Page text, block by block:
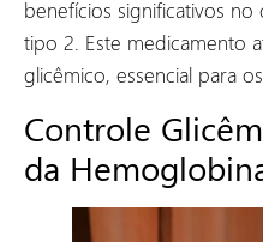
benefícios significativos
tipo 2. Este medicamento
glicêmico, essencial para
Controle
da